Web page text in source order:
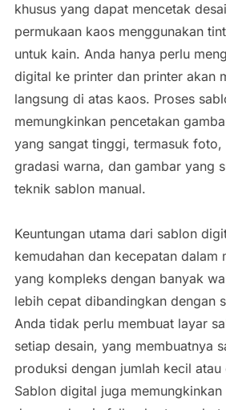
khusus yang dapat mencetak
permukaan kaos menggunakan
untuk kain. Anda hanya perlu
digital ke printer dan printer akan
langsung di atas kaos. Proses
memungkinkan pencetakan
yang sangat tinggi, termasuk foto,
gradasi warna, dan gambar yang
teknik sablon manual.
Keuntungan utama dari sablon
kemudahan dan kecepatan dalam
yang kompleks dengan banyak
lebih cepat dibandingkan dengan
Anda tidak perlu membuat layar
setiap desain, yang membuatnya
produksi dengan jumlah kecil atau
Sablon digital juga